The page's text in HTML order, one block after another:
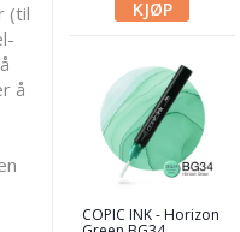
(til
å
COPIC INK - Horizon